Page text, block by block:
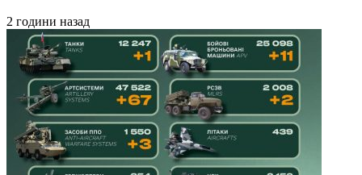
2 години назад